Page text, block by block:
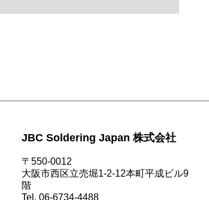
JBC Soldering Japan 株式会社
〒550-0012
大阪市西区立売堀1-2-12本町平成ビル9
階
Tel. 06-6734-4488